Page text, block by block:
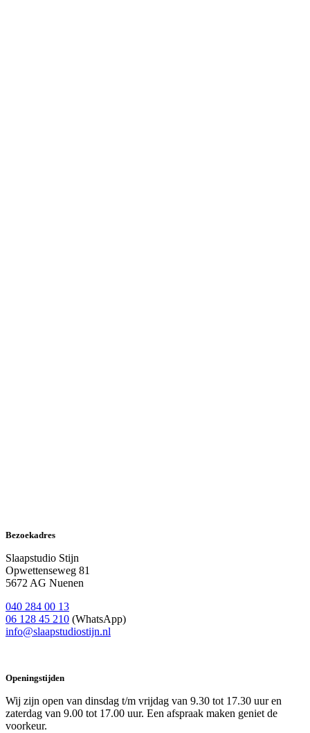
Bezoekadres
Slaapstudio Stijn
Opwettenseweg 81
5672 AG Nuenen
040 284 00 13
06 128 45 210 (WhatsApp)
info@slaapstudiostijn.nl
Openingstijden
Wij zijn open van dinsdag t/m vrijdag van 9.30 tot 17.30 uur en
zaterdag van 9.00 tot 17.00 uur. Een afspraak maken geniet de
voorkeur.